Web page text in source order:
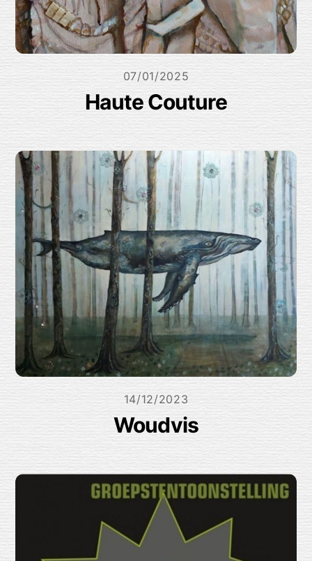
07/01/2025
Haute Couture
14/12/2023
Woudvis